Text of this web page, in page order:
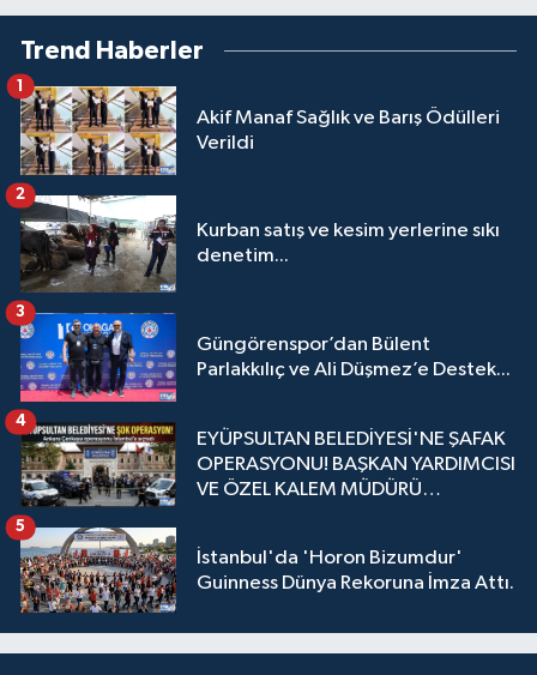
Trend Haberler
Akif Manaf Sağlık ve Barış Ödülleri
Verildi
1
Kurban satış ve kesim yerlerine sıkı
denetim...
2
Güngörenspor’dan Bülent
Parlakkılıç ve Ali Düşmez’e Destek...
3
EYÜPSULTAN BELEDİYESİ'NE ŞAFAK
OPERASYONU! BAŞKAN YARDIMCISI
VE ÖZEL KALEM MÜDÜRÜ
4
İstanbul'da 'Horon Bizumdur'
Guinness Dünya Rekoruna İmza Attı.
5